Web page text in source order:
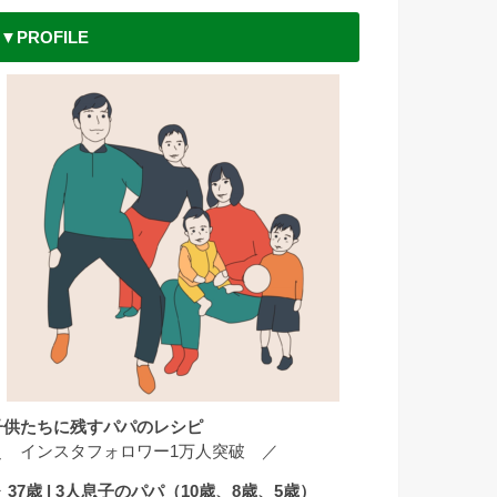
▼PROFILE
供たちに残すパパのレシピ
インスタフォロワー1万人突破 ／
歳 | 3人息子のパパ（10歳、8歳、5歳）